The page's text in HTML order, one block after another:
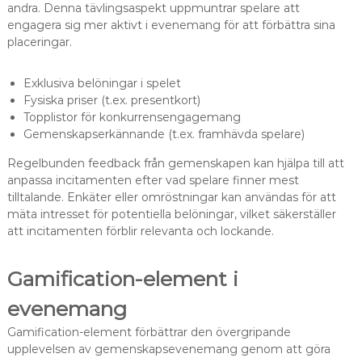
andra. Denna tävlingsaspekt uppmuntrar spelare att
engagera sig mer aktivt i evenemang för att förbättra sina
placeringar.
Exklusiva belöningar i spelet
Fysiska priser (t.ex. presentkort)
Topplistor för konkurrensengagemang
Gemenskapserkännande (t.ex. framhävda spelare)
Regelbunden feedback från gemenskapen kan hjälpa till att
anpassa incitamenten efter vad spelare finner mest
tilltalande. Enkäter eller omröstningar kan användas för att
mäta intresset för potentiella belöningar, vilket säkerställer
att incitamenten förblir relevanta och lockande.
Gamification-element i
evenemang
Gamification-element förbättrar den övergripande
upplevelsen av gemenskapsevenemang genom att göra